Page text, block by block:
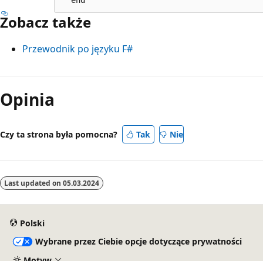
Zobacz także
Przewodnik po języku F#
Opinia
Czy ta strona była pomocna? Tak Nie
Last updated on 05.03.2024
Polski
Wybrane przez Ciebie opcje dotyczące prywatności